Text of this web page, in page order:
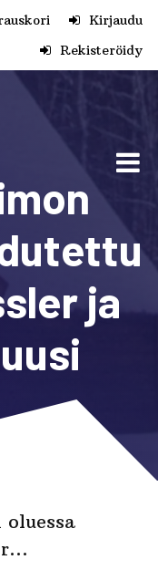
Kirjaudu
Rekisteröidy
ja